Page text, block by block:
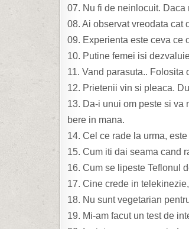
07. Nu fi de neinlocuit.
08. Ai observat vreodata
09. Experienta este ceva ce
10. Putine femei isi
11. Vand parasuta.. Folosita
12. Prietenii vin si pleaca.
13. Da-i unui om peste si va
bere in mana.
14. Cel ce rade la urma,
15. Cum iti dai seama cand
16. Cum se lipeste Teflonul
17. Cine crede in
18. Nu sunt vegetarian
19. Mi-am facut un test de